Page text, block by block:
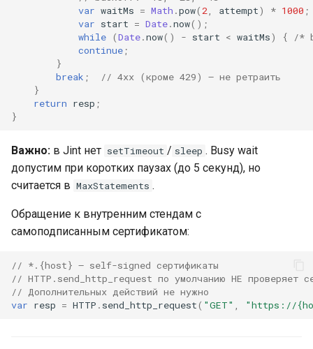
var waitMs = Math .pow( 2 attempt) * 1000 ;
var start = Date.now();
while (Date.now() - start < waitMs) {
/*
continue ;
}
break ;
// 4xx (кроме 429) — не ретраить
}
return resp ;
}
Важно: в Jint нет setTimeout / sleep . Busy wait
допустим при коротких паузах (до 5 секунд), но
считается в MaxStatements .
Обращение к внутренним стендам с
самоподписанным сертификатом:
// *.{host} — self-signed сертификаты
// HTTP.send_http_request по умолчанию НЕ проверяет
// Дополнительных действий не нужно
var resp = HTTP . send_http_request( "GET" "https://